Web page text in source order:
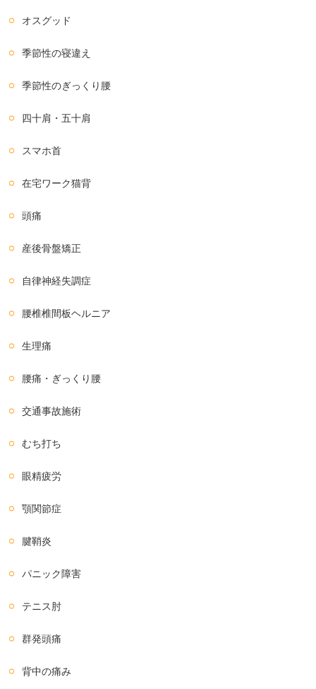
オスグッド
季節性の寝違え
季節性のぎっくり腰
四十肩・五十肩
スマホ首
在宅ワーク猫背
頭痛
産後骨盤矯正
自律神経失調症
腰椎椎間板ヘルニア
生理痛
腰痛・ぎっくり腰
交通事故施術
むち打ち
眼精疲労
顎関節症
腱鞘炎
パニック障害
テニス肘
群発頭痛
背中の痛み